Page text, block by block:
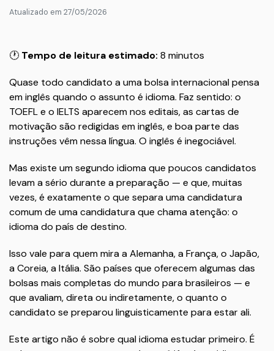
Atualizado em 27/05/2026
🕐 Tempo de leitura estimado: 8 minutos
Quase todo candidato a uma bolsa internacional pensa
em inglês quando o assunto é idioma. Faz sentido: o
TOEFL e o IELTS aparecem nos editais, as cartas de
motivação são redigidas em inglês, e boa parte das
instruções vêm nessa língua. O inglês é inegociável.
Mas existe um segundo idioma que poucos candidatos
levam a sério durante a preparação — e que, muitas
vezes, é exatamente o que separa uma candidatura
comum de uma candidatura que chama atenção: o
idioma do país de destino.
Isso vale para quem mira a Alemanha, a França, o Japão,
a Coreia, a Itália. São países que oferecem algumas das
bolsas mais completas do mundo para brasileiros — e
que avaliam, direta ou indiretamente, o quanto o
candidato se preparou linguisticamente para estar ali.
Este artigo não é sobre qual idioma estudar primeiro. É